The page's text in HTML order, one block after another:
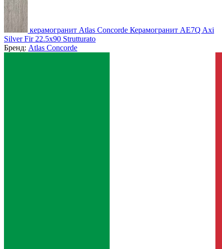
керамогранит Atlas Concorde Керамогранит AE7Q Axi
Silver Fir 22.5x90 Strutturato
Бренд: Atlas Concorde